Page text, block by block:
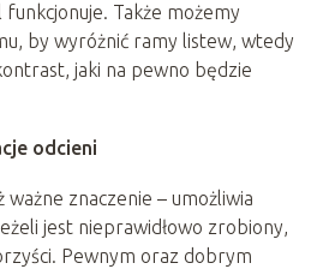
funkcjonuje. Także możemy
by wyróżnić ramy listew, wtedy
jaki na pewno będzie
odcieni
znaczenie – umożliwia
jest nieprawidłowo zrobiony,
Pewnym oraz dobrym